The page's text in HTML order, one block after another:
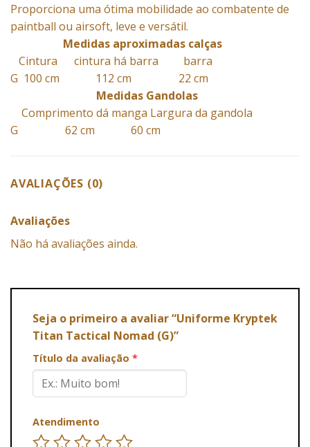
Proporciona uma ótima mobilidade ao combatente de
paintball ou airsoft, leve e versátil.
Medidas aproximadas calças
Cintura cintura há barra barra
G 100 cm 112 cm 22 cm
Medidas Gandolas
Comprimento dá manga Largura da gandola
G 62 cm 60 cm
AVALIAÇÕES (0)
Avaliações
Não há avaliações ainda.
Seja o primeiro a avaliar “Uniforme Kryptek
Titan Tactical Nomad (G)”
Título da avaliação *
Atendimento